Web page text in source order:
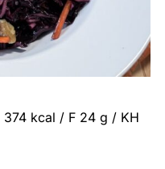
374 kcal / F 24 g / KH